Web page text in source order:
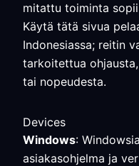
mitattu toiminta
Käytä tätä sivua
Indonesiassa; reitin
tarkoitettua
tai nopeudesta.
Devices
Windows:
asiakasohjelma ja